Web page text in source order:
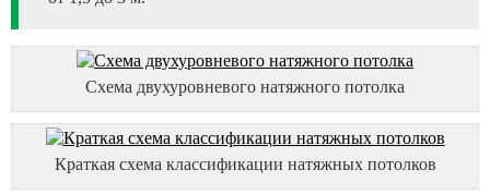
Схема двухуровневого натяжного потолка
Краткая схема классификации натяжных потолков